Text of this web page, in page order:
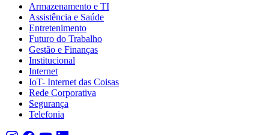
Armazenamento e TI
Assistência e Saúde
Entretenimento
Futuro do Trabalho
Gestão e Finanças
Institucional
Internet
IoT- Internet das Coisas
Rede Corporativa
Segurança
Telefonia